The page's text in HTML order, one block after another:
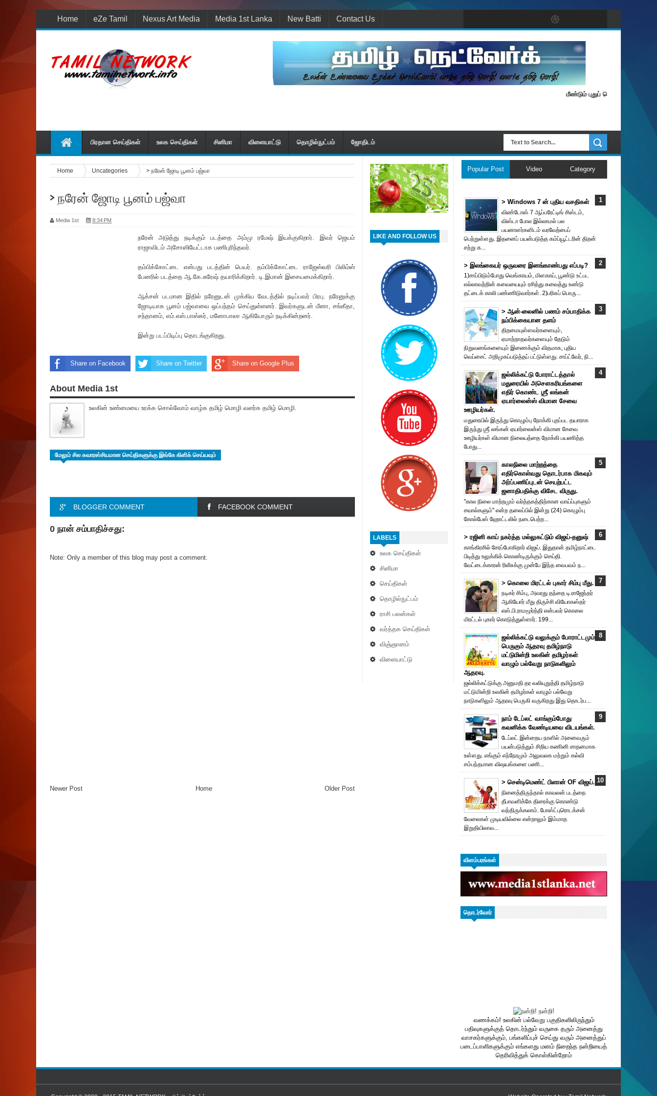
Home eZe Tamil Nexus Art Media Media 1st Lanka New Batti Contact Us
மீண்டும் புதுப் பொலிவுடன் தமிழ்
பிரதான செய்திகள் உலக செய்திகள் சினிமா விளையாட்டு தொழில்நுட்பம் ஜோதிடம்
LIKE AND FOLLOW US
LABELS
உலக செய்திகள்
சினிமா
செய்திகள்
தொழில்நுட்பம்
ராசி பலன்கள்
வர்த்தக செய்திகள்
விஞ்ஞானம்
விளையாட்டு
Home Uncategories > நரேன் ஜோடி பூனம் ப‌ஜ்வா
> நரேன் ஜோடி பூனம் ப‌ஜ்வா
Media 1st 8:34 PM
நரேன் அடுத்து நடிக்கும் படத்தை அம்மு ரமேஷ் இயக்குகிறார். இவர் ஜெயம்
ராஜாவிடம் அசோஸியேட்டாக பணிபு‌ரிந்தவர்.
தம்பிக்கோட்டை என்பது படத்தின் பெயர். தம்பிக்கோட்டை ராஜேஸ்வ‌ரி பிலிம்ஸ்
பேன‌ரில் படத்தை ஆ.கே.சுரேஷ் தயா‌ரிக்கிறார். டி.இமான் இசையமைக்கிறார்.
ஆ‌க்சன் படமான இதில் நரேனுடன் முக்கிய வேடத்தில் நடிப்பவர் பிரபு. நரேனுக்கு
ஜோடியாக பூனம் ப‌ஜ்வாவை ஒப்பந்தம் செய்துள்ளனர். இவர்களுடன் மீனா, சங்கீதா,
சந்தானம், எம்.எஸ்.பாஸ்கர், மனோபாலா ஆகியோரும் நடிக்கின்றனர்.
இன்று படப்பிடிப்பு தொடங்குகிறது.
Share on Facebook Share on Twitter Share on Google Plus
About Media 1st
உலகின் உண்மையை உரக்க சொல்வோம் வாழ்க தமிழ் மொழி வளர்க தமிழ் மொழி.
மேலும் சில சுவாரஸ்சியமான செய்திகளுக்கு இங்கே கிளிக் செய்யவும்
BLOGGER COMMENT FACEBOOK COMMENT
0 நான் சம்பாதிச்சது:
Note: Only a member of this blog may post a comment.
Newer Post Older Post
Home
Popular Post Video Category
> Windows 7 ன் புதிய வசதிகள்
விண்டோஸ் 7 ஆப்பரேட்டிங் சிஸ்டம்,
விஸ்டா போல இல்லாமல் பல
பயனாளர்களிடம் வரவேற்பைப்
பெற்றுள்ளது. இதனைப் பயன்படுத்த கம்ப்யூட்டரின் திறன்
சற்று க...
> இலங்கையர் ஒருவரை இனங்காண்பது எப்படி?
1)சாப்பிடும்போது வெங்காயம், மிளகாய், பூண்டு உட்பட
எல்லாவற்றின் சுவையையும் ரசித்து சுவைத்து உண்டு
தட்டைக் காலி பண்ணிடுவார்கள். 2)பரிசுப் பொரு...
> ஆன்-லைனில் பணம் சம்பாதிக்க
நம்பிக்கையான தளம்
திறமையுள்ளவர்களையும்,
ஏமாற்றாதவர்களையும் தேடும்
நிறுவனங்களையும் இணைக்கும் விதமாக, புதிய
வெப்சைட் அறிமுகப்படுத்தப் பட்டுள்ளது. சாப்ட்வேர், நி...
ஜல்லிக்கட்டு போராட்டத்தால்
மதுரையில் அசௌகரியங்களை
எதிர் கொண்ட ஶ்ரீ லங்கன்
ஏயார்லைன்ஸ் விமான சேவை
ஊழியர்கள்.
மதுரையில் இருந்து கொழும்பு நோக்கி புறப்பட தயாராக
இருந்து ஶ்ரீ லங்கன் ஏயார்லைன்ஸ் விமான சேவை
ஊழியர்கள் விமான நிலையத்தை நோக்கி பயணித்த
போது...
காலநிலை மாற்றத்தை
எதிர்கொள்வது தொடர்பாக மிகவும்
அர்ப்பணிப்புடன் செயற்பட்ட
ஜனாதிபதிக்கு விசேட விருது.
"கால நிலை மாற்றமும் வர்த்தகத்திற்கான வாய்ப்புகளும்
சவால்களும்" என்ற தலைப்பில் இன்று (24) கொழும்பு
கோல்பேஸ் ஹோட்டலில் நடைபெற்ற...
> ரஜினி காய் நகர்த்த மல்லுகட்டும் விஜய்-தனுஷ்
காங்கிரசில் சேரப்போகிறார் விஜய். இதுதான் தமிழ்நாட்டை
பிடித்து உலுக்கிக் கொண்டிருக்கும் செய்தி.
வேட்டைக்காரன் ரிலீசுக்கு முன்பே இந்த வைபவம் ந...
> கொலை மிரட்டல் புகார் சிம்பு மீது.
நடிகர் சிம்பு, அவரது தந்தை டி.ராஜேந்தர்
ஆகியோர் மீது திருச்சி வியோகஸ்தர்
எஸ்.பி.ராமமூர்த்தி என்பவர் கொலை
மிரட்டல் புகார் கொடுத்துள்ளார். 199...
ஜல்லிக்கட்டு வலுக்கும் போராட்டமும்
பெருகும் ஆதரவு தமிழ்நாடு
மட்டுமின்றி உலகின் தமிழர்கள்
வாழும் பல்வேறு நாடுகளிலும்
ஆதரவு.
ஜல்லிக்கட்டுக்கு அனுமதி தர வலியுறுத்தி தமிழ்நாடு
மட்டுமின்றி உலகின் தமிழர்கள் வாழும் பல்வேறு
நாடுகளிலும் ஆதரவு பெருகி வருகிறது இது தொடர்ப...
நாம் டேப்லட் வாங்கும்போது
கவனிக்க வேண்டியவை விடயங்கள்.
டேப்லட் இன்றைய நாளில் அனைவரும்
பயன்படுத்தும் சிறிய கணினி சாதனமாக
உள்ளது. எங்கும் எந்நேரமும் அலுவலக மற்றும் கல்வி
சம்பந்தமான விஷயங்களை பணி...
> சென்டிமெண்ட் பிளான் OF விஜய்.
நினைத்திருந்தால் காவலன் படத்தை
தீபாவளிக்கே திரைக்கு கொண்டு
வந்திருக்கலாம். போஸ்ட்புரொட‌க்சன்
வேலைகள் முடியவில்லை என்றாலும் இம்மாத
இறுதியிலாவ...
விளம்பரங்கள்
தொடர்வோர்
வணக்கம்! உலகின் பல்வேறு பகுதிகளிலிருந்தும்
பதிவுகளுக்குத் தொடர்ந்தும் வருகை தரும் அனைத்து
வாசகர்களுக்கும், பங்களிப்புச் செய்து வரும் அனைத்துப்
படைப்பாளிகளுக்கும் எங்களது மனம் நிறைந்த நன்றியைத்
தெரிவித்துக் கொள்கின்றோம்